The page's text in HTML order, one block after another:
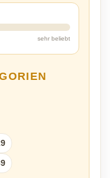
sehr beliebt